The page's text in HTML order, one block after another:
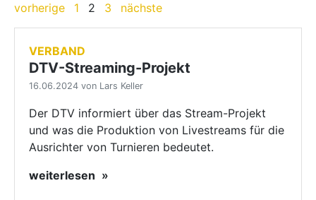
vorherige 1 2 3 nächste
VERBAND
DTV-Streaming-Projekt
16.06.2024 von Lars Keller
Der DTV informiert über das Stream-Projekt
und was die Produktion von Livestreams für die
Ausrichter von Turnieren bedeutet.
weiterlesen